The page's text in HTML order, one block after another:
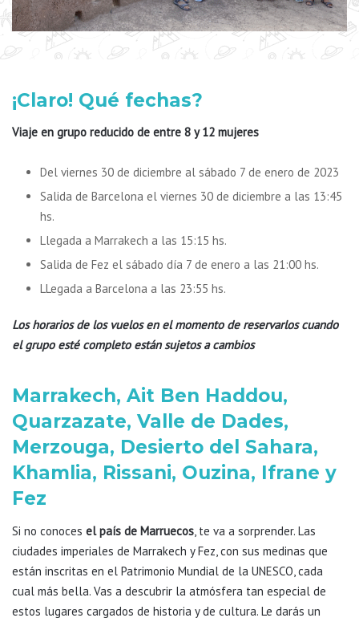
¡Claro! Qué fechas?
Viaje en grupo reducido de entre 8 y 12 mujeres
Del viernes 30 de diciembre al sábado 7 de enero de 2023
Salida de Barcelona el viernes 30 de diciembre a las 13:45
hs.
Llegada a Marrakech a las 15:15 hs.
Salida de Fez el sábado día 7 de enero a las 21:00 hs.
LLegada a Barcelona a las 23:55 hs.
Los horarios de los vuelos en el momento de reservarlos cuando
el grupo esté completo están sujetos a cambios
Marrakech, Ait Ben Haddou,
Quarzazate, Valle de Dades,
Merzouga, Desierto del Sahara,
Khamlia, Rissani, Ouzina, Ifrane y
Fez
Si no conoces el país de Marruecos , te va a sorprender. Las
ciudades imperiales de Marrakech y Fez, con sus medinas que
están inscritas en el Patrimonio Mundial de la UNESCO, cada
cual más bella. Vas a descubrir la atmósfera tan especial de
estos lugares cargados de historia y de cultura. Le darás un